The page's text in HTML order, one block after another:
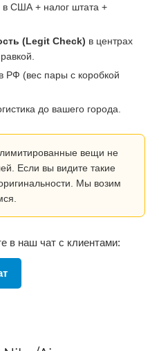
в США + налог штата +
(Legit Check) в центрах
РФ (вес пары с коробкой
до вашего города.
вещи не
Если вы видите такие
Мы возим
в наш чат с клиентами: